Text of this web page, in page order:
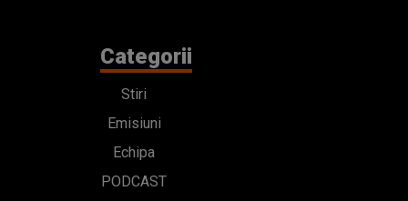
Categorii
Stiri
Emisiuni
Echipa
PODCAST